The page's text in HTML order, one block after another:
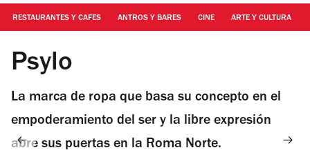
RESTAURANTES Y CAFES ANTROS Y BARES CINE ARTE Y CULTURA
Foto: Cortesía Psylo
Psylo
La marca de ropa que basa su concepto en el
empoderamiento del ser y la libre expresión
abre sus puertas en la Roma Norte.